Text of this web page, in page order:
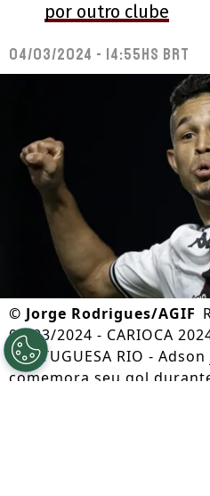
por outro clube
04/03/2024 - 14:55hs BRT
© Jorge Rodrigues/AGIF
03/03/2024 - CARIOCA
PORTUGUESA RIO -
comemora seu gol